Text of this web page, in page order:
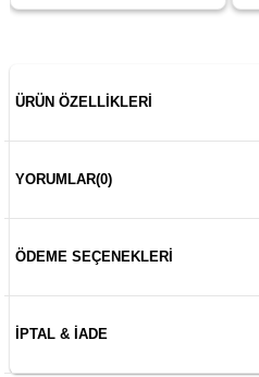
ÜRÜN ÖZELLIKLERI
YORUMLAR(0)
ÖDEME SEÇENEKLERI
İPTAL & İADE